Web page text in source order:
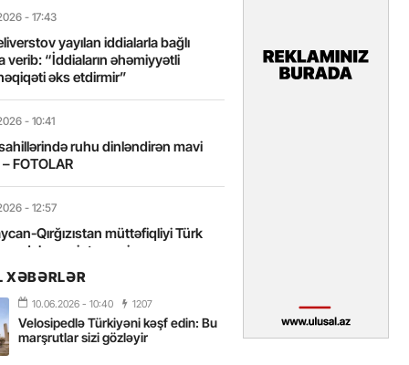
- 17:43
yayılan iddialarla bağlı
verib: “İddiaların əhəmiyyətli
əks etdirmir”
- 10:41
ruhu dinləndirən mavi
FOTOLAR
- 12:57
Qırğızıstan müttəfiqliyi Türk
daha sıx inteqrasiyasına
- 10:18
Üzgüçülük Yarışı 38-ci
XƏBƏRLƏR
10.06.2026 - 10:40 1207
Velosipedlə Türkiyəni kəşf edin: Bu
marşrutlar sizi gözləyir